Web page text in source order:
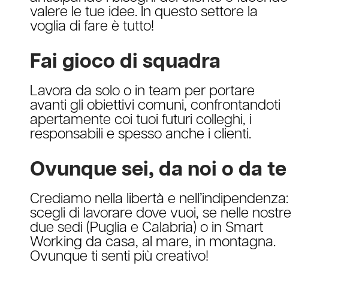
valere le tue idee. In questo settore la
voglia di fare è tutto!
Fai gioco di squadra
Lavora da solo o in team per portare
avanti gli obiettivi comuni, confrontandoti
apertamente coi tuoi futuri colleghi, i
responsabili e spesso anche i clienti.
Ovunque sei, da noi o da te
Crediamo nella libertà e nell’indipendenza:
scegli di lavorare dove vuoi, se nelle nostre
due sedi (Puglia e Calabria) o in Smart
Working da casa, al mare, in montagna.
Ovunque ti senti più creativo!